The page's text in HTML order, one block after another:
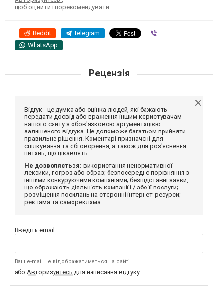
щоб оцінити і порекомендувати
Reddit Telegram
WhatsApp
Рецензія
Відгук - це думка або оцінка людей, які бажають
передати досвід або враження іншим користувачам
нашого сайту з обов'язковою аргументацією
залишеного відгука. Це допоможе багатьом прийняти
правильне рішення. Коментарі призначені для
спілкування та обговорення, а також для роз'яснення
питань, що цікавлять.
Не дозволяється: використання ненормативної
лексики, погроз або образ; безпосереднє порівняння з
іншими конкуруючими компаніями; безпідставні заяви,
що ображають діяльність компанії і / або її послуги;
розміщення посилань на сторонні інтернет-ресурси;
реклама та самореклама.
Введіть email:
Ваш e-mail не відображатиметься на сайті
або Авторизуйтесь для написання відгуку